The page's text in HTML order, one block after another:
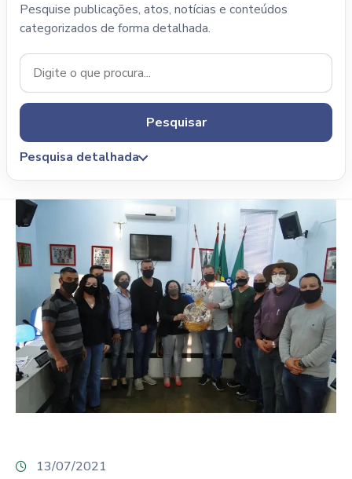
Pesquise publicações, atos, notícias e conteúdos
categorizados de forma detalhada.
Pesquisar
Pesquisa detalhada
13/07/2021